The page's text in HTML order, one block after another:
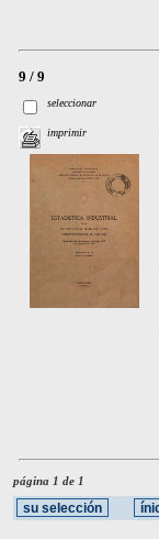
9 / 9
seleccionar
imprimir
página 1 de 1